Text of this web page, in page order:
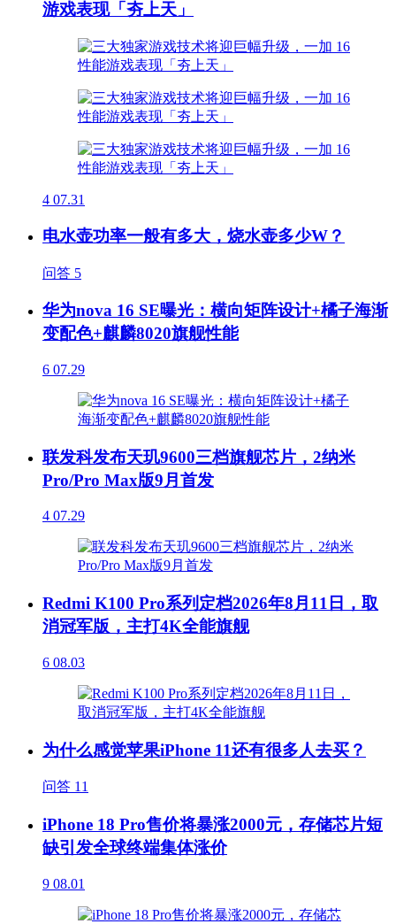
游戏表现「夯上天」
4 07.31
电水壶功率一般有多大，烧水壶多少W？
问答 5
华为nova 16 SE曝光：横向矩阵设计+橘子海渐
变配色+麒麟8020旗舰性能
6 07.29
联发科发布天玑9600三档旗舰芯片，2纳米
Pro/Pro Max版9月首发
4 07.29
Redmi K100 Pro系列定档2026年8月11日，取
消冠军版，主打4K全能旗舰
6 08.03
为什么感觉苹果iPhone 11还有很多人去买？
问答 11
iPhone 18 Pro售价将暴涨2000元，存储芯片短
缺引发全球终端集体涨价
9 08.01